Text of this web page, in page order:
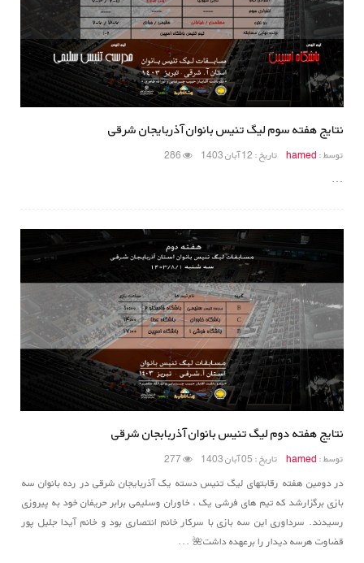
نتایج هفته سوم لیگ تنیس بانوان آذربایجان شرقی
توسط : hamed تاریخ : 12 آبان 1403
...
نتایج هفته دوم لیگ تنیس بانوان آذربابجان شرقی
توسط : hamed تاریخ : 05 آبان 1403
در دومین هفته رقابتهای لیگ تنیس دسته یک آذربایجان شرقی در رده بانوان سه
بازی برگزارشد که تیم های فرشی یک ، خاوران وسلیمی برابر حریفان خود به پیروزی
رسیدند. سرداوری این سه بازی با سرکار خانم انتصاری بود و خانم آیدا جلیل پور
قضاوت هرسه دیدار را برعهده داشت🌺 ...